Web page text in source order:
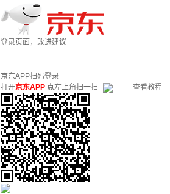
登录页面，改进建议
京东APP扫码登录
打开京东APP 点左上角扫一扫 查看教程